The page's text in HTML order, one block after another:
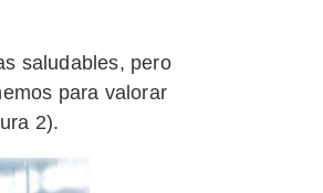
saludables, pero
para valorar
2).